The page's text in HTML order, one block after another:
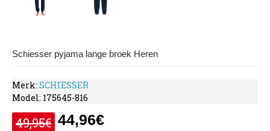
Schiesser pyjama lange broek Heren
Merk: SCHIESSER
Model: 175645-816
49,95€ 44,96€